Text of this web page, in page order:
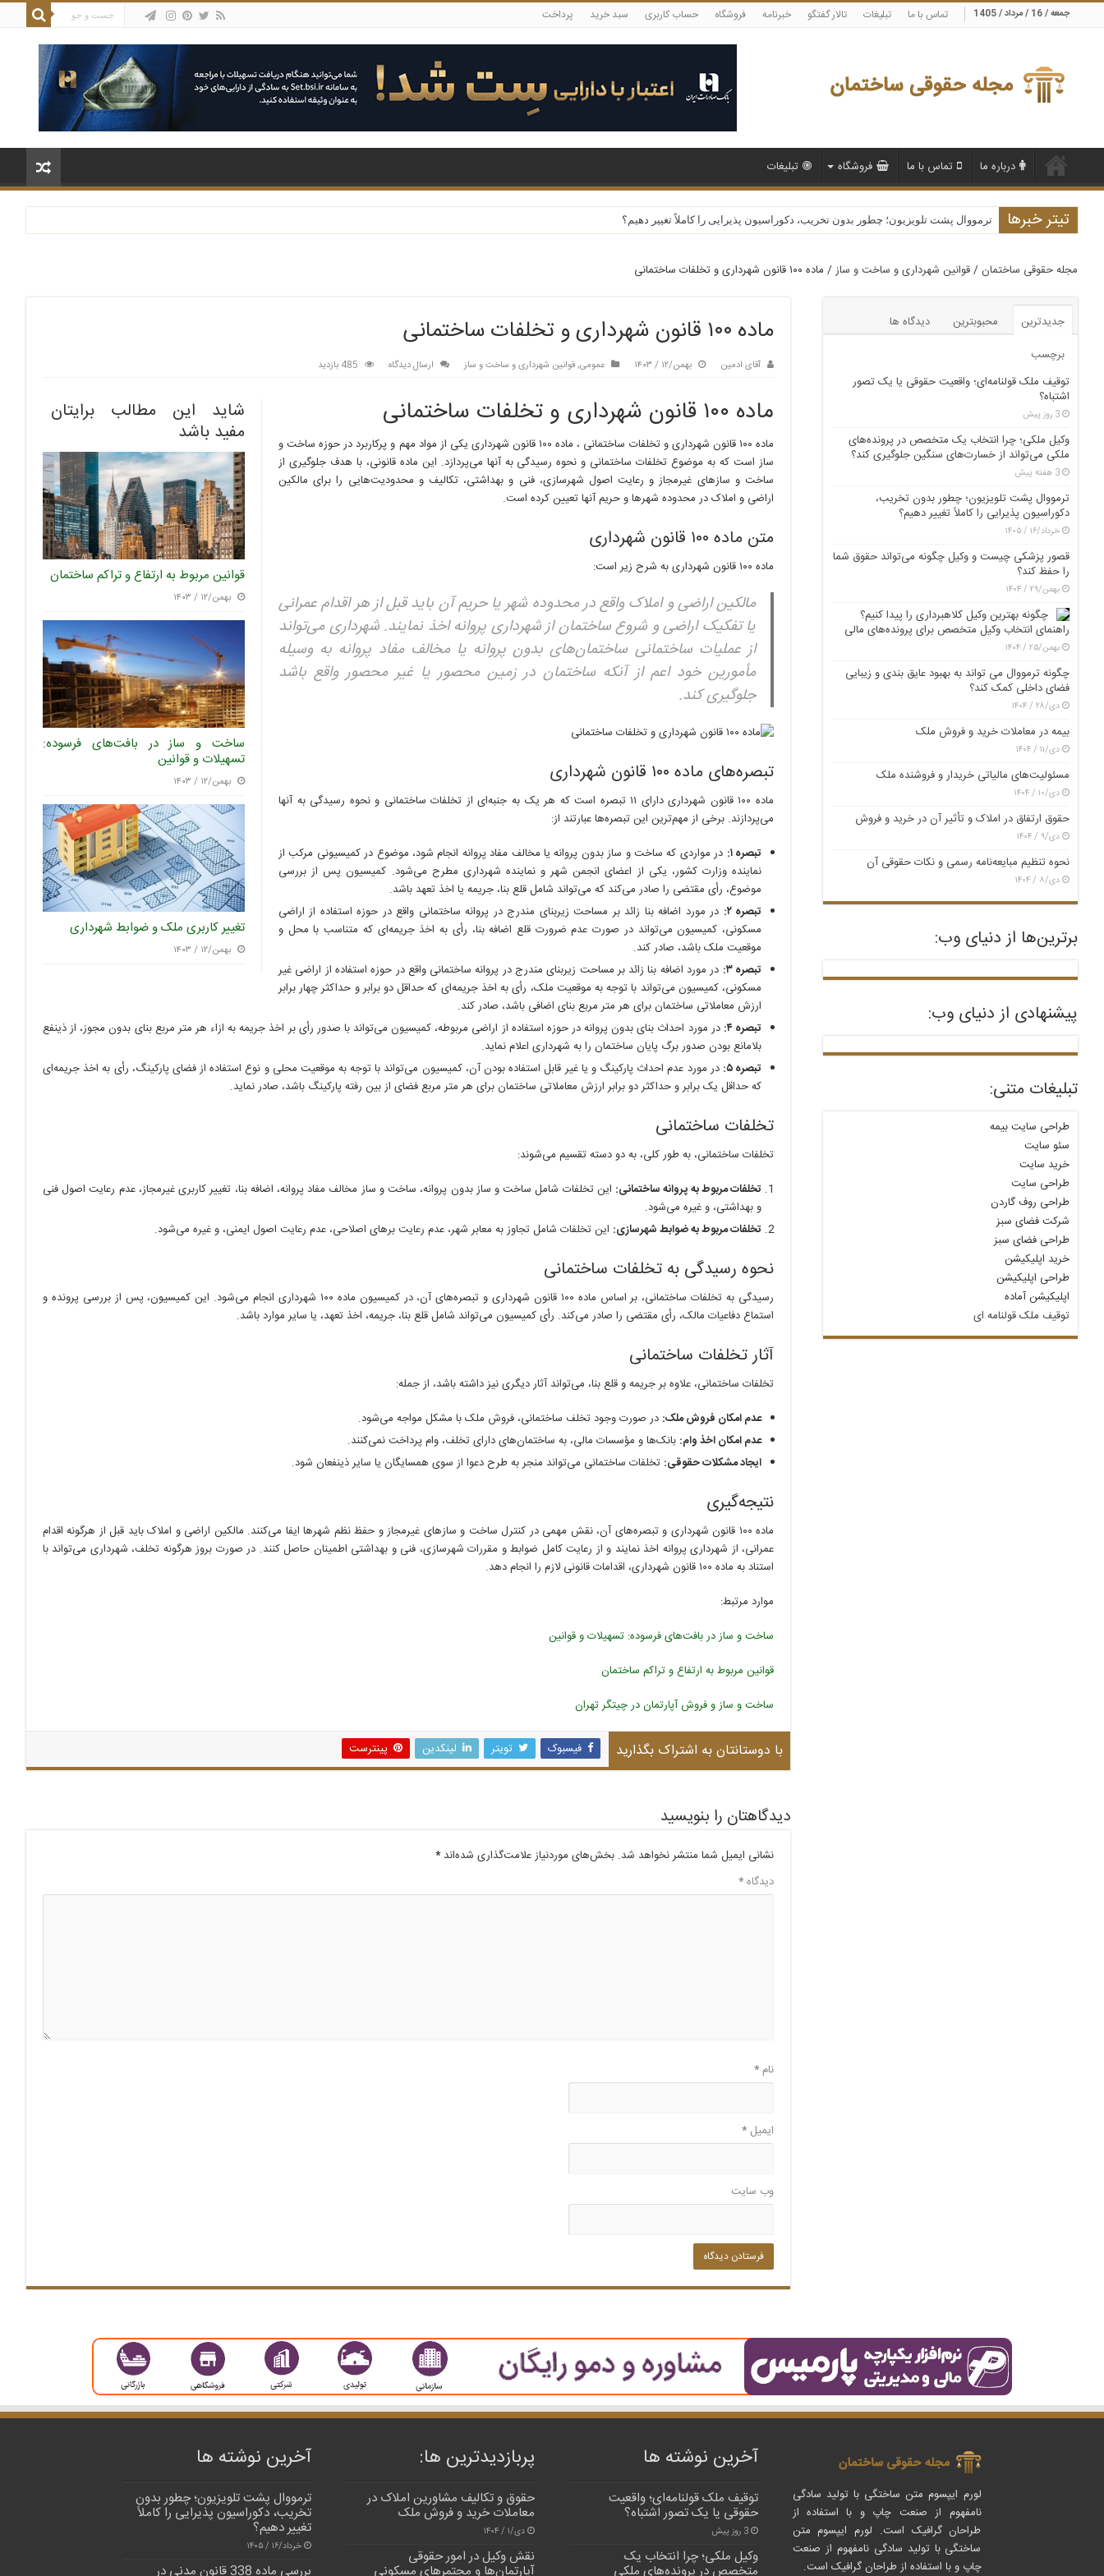
جمعه / 16 / مرداد / 1405 تماس با ما تبلیغات تالار گفتگو خبرنامه فروشگاه حساب کاربری سبد خرید پرداخت
درباره ما تماس با ما فروشگاه تبلیغات
تیتر خبرها ترمووال پشت تلویزیون؛ چطور بدون تخریب، دکوراسیون پذیرایی را کاملاً تغییر دهیم؟
مجله حقوقی ساختمان/قوانین شهرداری و ساخت و ساز/ ماده ۱۰۰ قانون شهرداری و تخلفات ساختمانی
ماده ۱۰۰ قانون شهرداری و تخلفات ساختمانی
آقای ادمین بهمن/۱۲ / ۱۴۰۳ عمومی,قوانین شهرداری و ساخت و ساز ارسال دیدگاه 485 بازدید
شاید این مطالب برایتان
مفید باشد
قوانین مربوط به ارتفاع و تراکم ساختمان
بهمن/۱۲ / ۱۴۰۳
ساخت و ساز در بافت‌های فرسوده:
تسهیلات و قوانین
بهمن/۱۲ / ۱۴۰۳
تغییر کاربری ملک و ضوابط شهرداری
بهمن/۱۲ / ۱۴۰۳
ماده ۱۰۰ قانون شهرداری و تخلفات ساختمانی
ماده ۱۰۰ قانون شهرداری و تخلفات ساختمانی ، ماده ۱۰۰ قانون شهرداری یکی از مواد مهم و پرکاربرد در حوزه ساخت و
ساز است که به موضوع تخلفات ساختمانی و نحوه رسیدگی به آنها می‌پردازد. این ماده قانونی، با هدف جلوگیری از
ساخت و سازهای غیرمجاز و رعایت اصول شهرسازی، فنی و بهداشتی، تکالیف و محدودیت‌هایی را برای مالکین
اراضی و املاک در محدوده شهرها و حریم آنها تعیین کرده است.
متن ماده ۱۰۰ قانون شهرداری
ماده ۱۰۰ قانون شهرداری به شرح زیر است:
مالکین اراضی و املاک واقع در محدوده شهر یا حریم آن باید قبل از هر اقدام عمرانی
یا تفکیک اراضی و شروع ساختمان از شهرداری پروانه اخذ نمایند. شهرداری می‌تواند
از عملیات ساختمانی ساختمان‌های بدون پروانه یا مخالف مفاد پروانه به وسیله
مأمورین خود اعم از آنکه ساختمان در زمین محصور یا غیر محصور واقع باشد
جلوگیری کند.
تبصره‌های ماده ۱۰۰ قانون شهرداری
ماده ۱۰۰ قانون شهرداری دارای ۱۱ تبصره است که هر یک به جنبه‌ای از تخلفات ساختمانی و نحوه رسیدگی به آنها
می‌پردازند. برخی از مهم‌ترین این تبصره‌ها عبارتند از:
تبصره ۱: در مواردی که ساخت و ساز بدون پروانه یا مخالف مفاد پروانه انجام شود، موضوع در کمیسیونی مرکب از
نماینده وزارت کشور، یکی از اعضای انجمن شهر و نماینده شهرداری مطرح می‌شود. کمیسیون پس از بررسی
موضوع، رأی مقتضی را صادر می‌کند که می‌تواند شامل قلع بنا، جریمه یا اخذ تعهد باشد.
تبصره ۲:
در مورد اضافه بنا زائد بر مساحت زیربنای مندرج در پروانه ساختمانی واقع در حوزه استفاده از اراضی
مسکونی، کمیسیون می‌تواند در صورت عدم ضرورت قلع اضافه بنا، رأی به اخذ جریمه‌ای که متناسب با محل و
موقعیت ملک باشد، صادر کند.
تبصره ۳:
در مورد اضافه بنا زائد بر مساحت زیربنای مندرج در پروانه ساختمانی واقع در حوزه استفاده از اراضی غیر
مسکونی، کمیسیون می‌تواند با توجه به موقعیت ملک، رأی به اخذ جریمه‌ای که حداقل دو برابر و حداکثر چهار برابر
ارزش معاملاتی ساختمان برای هر متر مربع بنای اضافی باشد، صادر کند.
تبصره ۴:
در مورد احداث بنای بدون پروانه در حوزه استفاده از اراضی مربوطه، کمیسیون می‌تواند با صدور رأی بر اخذ جریمه به ازاء هر متر مربع بنای بدون مجوز، از ذینفع
بلامانع بودن صدور برگ پایان ساختمان را به شهرداری اعلام نماید.
تبصره ۵:
در مورد عدم احداث پارکینگ و یا غیر قابل استفاده بودن آن،کمیسیون می‌تواند با توجه به موقعیت محلی و نوع استفاده از فضای پارکینگ، رأی به اخذ جریمه‌ای
که حداقل یک برابر و حداکثر دو برابر ارزش معاملاتی ساختمان برای هر متر مربع فضای از بین رفته پارکینگ باشد، صادرنماید.
تخلفات ساختمانی
تخلفات ساختمانی، به طور کلی، به دو دسته تقسیم می‌شوند:
تخلفات مربوط به پروانه ساختمانی: این تخلفات شامل ساخت و ساز بدون پروانه، ساخت و ساز مخالف مفاد پروانه، اضافه بنا، تغییر کاربری غیرمجاز، عدم رعایت اصول فنی
و بهداشتی، و غیره می‌شود.
تخلفات مربوط به ضوابط شهرسازی: این تخلفات شامل تجاوز به معابر شهر، عدم رعایت برهای اصلاحی، عدم رعایت اصول ایمنی، و غیره می‌شود.
نحوه رسیدگی به تخلفات ساختمانی
رسیدگی به تخلفات ساختمانی، بر اساس ماده ۱۰۰ قانون شهرداری و تبصره‌های آن، در کمیسیون ماده ۱۰۰ شهرداری انجام می‌شود. این کمیسیون، پس از بررسی پرونده و
استماع دفاعیات مالک، رأی مقتضی را صادر می‌کند. رأی کمیسیون می‌تواند شامل قلع بنا، جریمه، اخذ تعهد، یا سایر موارد باشد.
آثار تخلفات ساختمانی
تخلفات ساختمانی، علاوه بر جریمه و قلع بنا، می‌تواند آثار دیگری نیز داشته باشد، از جمله:
عدم امکان فروش ملک: در صورت وجود تخلف ساختمانی، فروش ملک با مشکل مواجه می‌شود.
عدم امکان اخذ وام: بانک‌ها و مؤسسات مالی، به ساختمان‌های دارای تخلف، وام پرداخت نمی‌کنند.
ایجاد مشکلات حقوقی: تخلفات ساختمانی می‌تواند منجر به طرح دعوا از سوی همسایگان یا سایر ذینفعان شود.
نتیجه‌گیری
ماده ۱۰۰ قانون شهرداری و تبصره‌های آن، نقش مهمی در کنترل ساخت و سازهای غیرمجاز و حفظ نظم شهرها ایفا می‌کنند. مالکین اراضی و املاک باید قبل از هرگونه اقدام
عمرانی، از شهرداری پروانه اخذ نمایند و از رعایت کامل ضوابط و مقررات شهرسازی، فنی و بهداشتی اطمینان حاصل کنند. در صورت بروز هرگونه تخلف، شهرداری می‌تواند با
استناد به ماده ۱۰۰ قانون شهرداری، اقدامات قانونی لازم را انجام دهد.
موارد مرتبط:
ساخت و ساز در بافت‌های فرسوده: تسهیلات و قوانین
قوانین مربوط به ارتفاع و تراکم ساختمان
ساخت و ساز و فروش آپارتمان در چیتگر تهران
با دوستانتان به اشتراک بگذارید فیسبوک تویتر لینکدین پینترست
دیدگاهتان را بنویسید
نشانی ایمیل شما منتشر نخواهد شد. بخش‌های موردنیاز علامت‌گذاری شده‌اند*
دیدگاه*
نام*
ایمیل*
وب‌ سایت
جدیدترین محبوبترین
دیدگاه ها
برچسب
توقیف ملک قولنامه‌ای؛ واقعیت حقوقی یا یک تصور
اشتباه؟
3 روز پیش
وکیل ملکی؛ چرا انتخاب یک متخصص در پرونده‌های
ملکی می‌تواند از خسارت‌های سنگین جلوگیری کند؟
3 هفته پیش
ترمووال پشت تلویزیون؛ چطور بدون تخریب،
دکوراسیون پذیرایی را کاملاً تغییر دهیم؟
خرداد/۱۶ / ۱۴۰۵
قصور پزشکی چیست و وکیل چگونه می‌تواند حقوق شما
را حفظ کند؟
بهمن/۲۹ / ۱۴۰۴
چگونه بهترین وکیل کلاهبرداری را پیدا کنیم؟
راهنمای انتخاب وکیل متخصص برای پرونده‌های مالی
بهمن/۲۵ / ۱۴۰۴
چگونه ترمووال می تواند به بهبود عایق بندی و زیبایی
فضای داخلی کمک کند؟
دی/۲۸ / ۱۴۰۴
بیمه در معاملات خرید و فروش ملک
دی/۱۱ / ۱۴۰۴
مسئولیت‌های مالیاتی خریدار و فروشنده ملک
دی/۱۰ / ۱۴۰۴
حقوق ارتفاق در املاک و تأثیر آن در خرید و فروش
دی/۹ / ۱۴۰۴
نحوه تنظیم مبایعه‌نامه رسمی و نکات حقوقی آن
دی/۸ / ۱۴۰۴
برترین‌ها از دنیای وب:
پیشنهادی از دنیای وب:
تبلیغات متنی:
طراحی سایت بیمه
سئو سایت
خرید سایت
طراحی سایت
طراحی روف گاردن
شرکت فضای سبز
طراحی فضای سبز
خرید اپلیکیشن
طراحی اپلیکیشن
اپلیکیشن آماده
توقیف ملک قولنامه‌ ای
لورم ایپسوم متن ساختگی با تولید سادگی
نامفهوم از صنعت چاپ و با استفاده از
طراحان گرافیک است. لورم ایپسوم متن
ساختگی با تولید سادگی نامفهوم از صنعت
چاپ و با استفاده از طراحان گرافیک است.
آخرین نوشته ها
توقیف ملک قولنامه‌ای؛ واقعیت
حقوقی یا یک تصور اشتباه؟
3 روز پیش
وکیل ملکی؛ چرا انتخاب یک
متخصص در پرونده‌های ملکی
پربازدیدترین‌ ها:
حقوق و تکالیف مشاورین املاک در
معاملات خرید و فروش ملک
دی/۱ / ۱۴۰۴
نقش وکیل در امور حقوقی
آپارتمان‌ها و مجتمر‌های مسکونی
آخرین نوشته ها
ترمووال پشت تلویزیون؛ چطور بدون
تخریب، دکوراسیون پذیرایی را کاملاً
تغییر دهیم؟
خرداد/۱۶ / ۱۴۰۵
بررسی ماده 338 قانون مدنی در